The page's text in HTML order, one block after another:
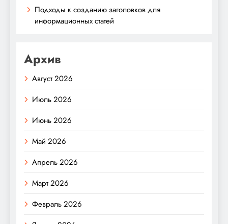
Подходы к созданию заголовков для
информационных статей
Архив
Август 2026
Июль 2026
Июнь 2026
Май 2026
Апрель 2026
Март 2026
Февраль 2026